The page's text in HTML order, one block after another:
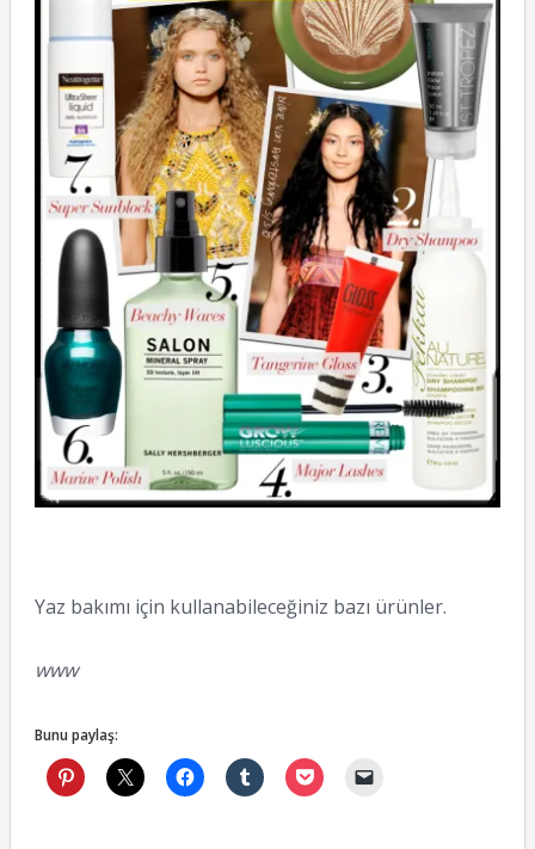
Yaz bakımı için kullanabileceğiniz bazı ürünler.
www
Bunu paylaş: